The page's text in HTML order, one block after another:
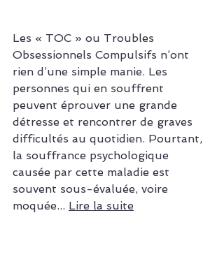
Les « TOC » ou Troubles
Obsessionnels Compulsifs n’ont
rien d’une simple manie. Les
personnes qui en souffrent
peuvent éprouver une grande
détresse et rencontrer de graves
difficultés au quotidien. Pourtant,
la souffrance psychologique
causée par cette maladie est
souvent sous-évaluée, voire
moquée... Lire la suite